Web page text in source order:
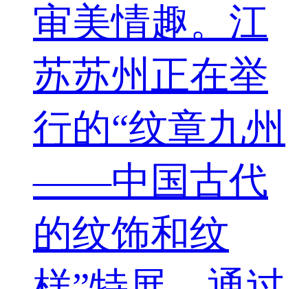
审美情趣。江
苏苏州正在举
行的“纹章九州
——中国古代
的纹饰和纹